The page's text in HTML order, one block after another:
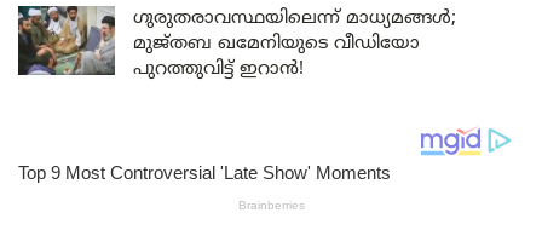
ഗുരുതരാവസ്ഥയിലെന്ന് മാധ്യമങ്ങൾ;
മുജ്തബ ഖമേനിയുടെ വീഡിയോ
പുറത്തുവിട്ട് ഇറാൻ!